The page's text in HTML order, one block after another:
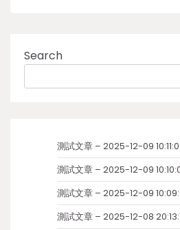
Search
測試文章 – 2025-12-09
測試文章 – 2025-12-09
測試文章 – 2025-12-09
測試文章 – 2025-12-08